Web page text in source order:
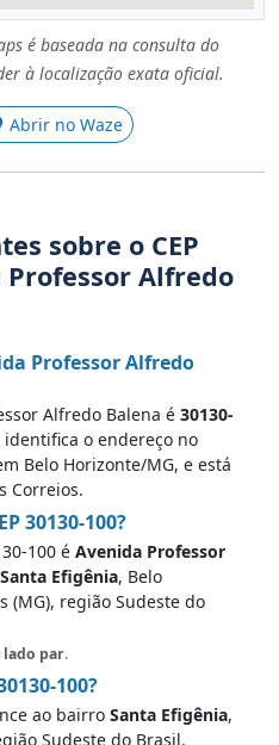
é baseada na consulta do
à localização exata oficial.
Abrir no Waze
sobre o CEP
Professor Alfredo
Professor Alfredo
Alfredo Balena é 30130-
identifica o endereço no
Belo Horizonte/MG, e está
Correios.
30130-100?
100 é Avenida Professor
Santa Efigênia, Belo
(MG), região Sudeste do
lado par.
100?
ao bairro Santa Efigênia,
Sudeste do Brasil.